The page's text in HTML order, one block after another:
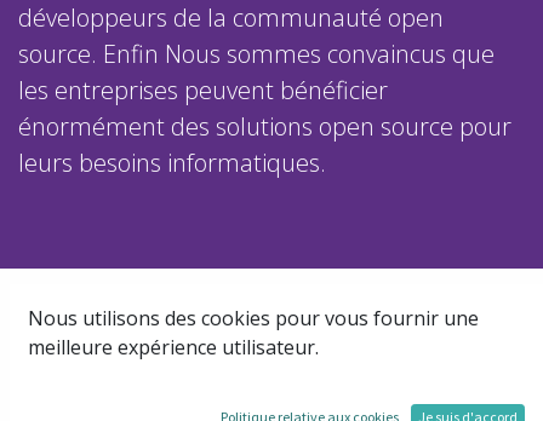
développeurs de la communauté open
source. Enfin Nous sommes convaincus que
les entreprises peuvent bénéficier
énormément des solutions open source pour
leurs besoins informatiques.
Découvrez les Distributions Linux Populaires :
Choisissez Votre OS Libre
En quelques mots... *L'Univers des Distributions Linux* Le monde
Nous utilisons des cookies pour vous fournir une
meilleure expérience utilisateur.
Politique relative aux cookies Je suis d'accord